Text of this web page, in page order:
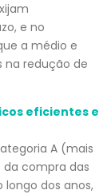
e no
a médio e
na redução de
eficientes e
A (mais
compra das
longo dos anos,